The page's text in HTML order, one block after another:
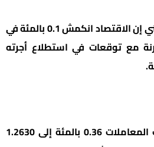
وقال مكتب الإحصاء الوطني إن الاقتصاد انكمش 0.1 بالمئة في
مع توقعات في استطلاع أجرته
ونزل الإسترليني في أحدث المعاملات 0.36 بالمئة إلى 1.2630